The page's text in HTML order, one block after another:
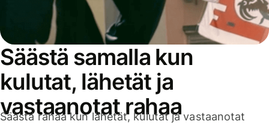
Säästä samalla kun
kulutat, lähetät ja
vastaanotat rahaa
Säästä rahaa kun lähetät, kulutat ja vastaanotat